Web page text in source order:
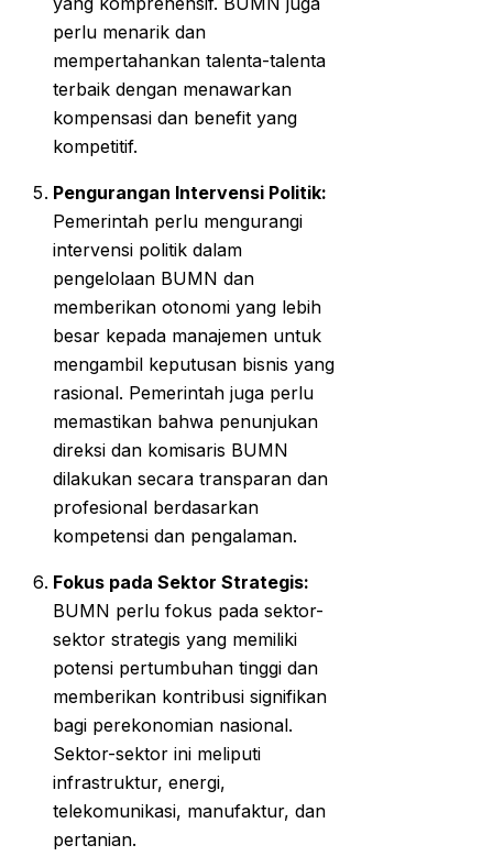
perlu menarik dan
mempertahankan talenta-talenta
terbaik dengan menawarkan
kompensasi dan benefit yang
kompetitif.
Pengurangan Intervensi Politik:
Pemerintah perlu mengurangi
intervensi politik dalam
pengelolaan BUMN dan
memberikan otonomi yang lebih
besar kepada manajemen untuk
mengambil keputusan bisnis yang
rasional. Pemerintah juga perlu
memastikan bahwa penunjukan
direksi dan komisaris BUMN
dilakukan secara transparan dan
profesional berdasarkan
kompetensi dan pengalaman.
Fokus pada Sektor Strategis:
BUMN perlu fokus pada sektor-
sektor strategis yang memiliki
potensi pertumbuhan tinggi dan
memberikan kontribusi signifikan
bagi perekonomian nasional.
Sektor-sektor ini meliputi
infrastruktur, energi,
telekomunikasi, manufaktur, dan
pertanian.